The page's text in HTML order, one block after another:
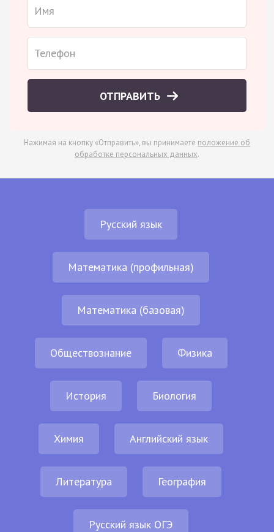
ОТПРАВИТЬ
Нажимая на кнопку «Отправить», вы принимаете положение об
обработке персональных данных.
Русский язык
Математика (профильная)
Математика (базовая)
Обществознание Физика
История Биология
Химия Английский язык
Литература География
Русский язык ОГЭ